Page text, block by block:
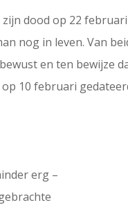
dood op 22
nog in leven. Van
en ten bewijze
10 februari
erg –